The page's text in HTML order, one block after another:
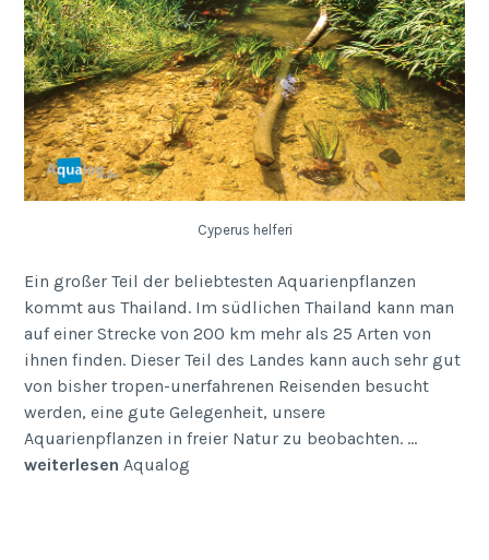
Cyperus helferi
Ein großer Teil der beliebtesten Aquarienpflanzen
kommt aus Thailand. Im südlichen Thailand kann man
auf einer Strecke von 200 km mehr als 25 Arten von
ihnen finden. Dieser Teil des Landes kann auch sehr gut
von bisher tropen-unerfahrenen Reisenden besucht
werden, eine gute Gelegen­heit, unsere
Aquarienpflanzen in freier Natur zu beob­achten. …
weiterlesen Aqualog